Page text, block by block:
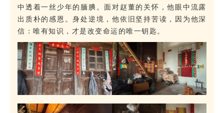
中透着一丝少年的腼腆。面对赵董的关怀，他眼中流露
出质朴的感恩。身处逆境，他依旧坚持苦读，因为他深
信：唯有知识，才是改变命运的唯一钥匙。